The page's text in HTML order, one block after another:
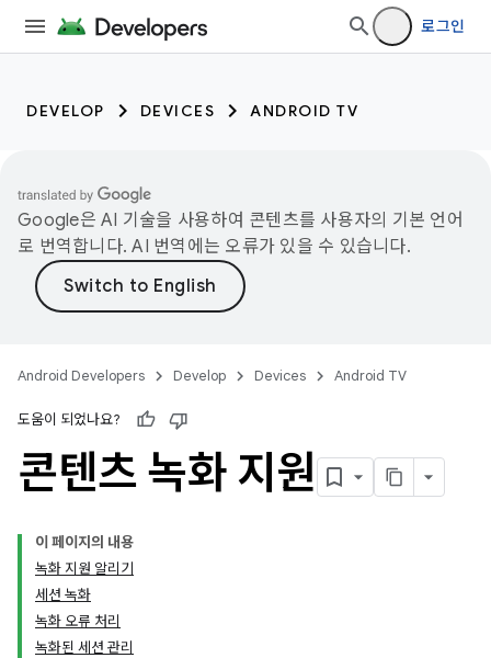
로그인
DEVELOP DEVICES ANDROID TV
Google은 AI 기술을 사용하여 콘텐츠를 사용자의 기본 언어
로 번역합니다. AI 번역에는 오류가 있을 수 있습니다.
Android Developers Develop Devices Android TV
도움이 되었나요?
콘텐츠 녹화 지원
이 페이지의 내용
녹화 지원 알리기
세션 녹화
녹화 오류 처리
녹화된 세션 관리